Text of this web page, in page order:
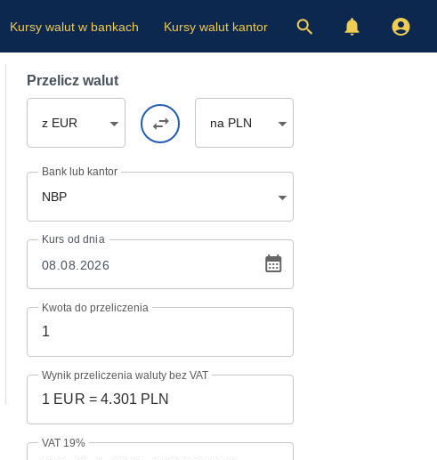
Kursy walut w bankach Kursy walut kantor
Przelicz walut
z EUR na PLN
Bank lub kantor
NBP
Kurs od dnia
Kwota do przeliczenia
Wynik przeliczenia waluty bez VAT
VAT 19%